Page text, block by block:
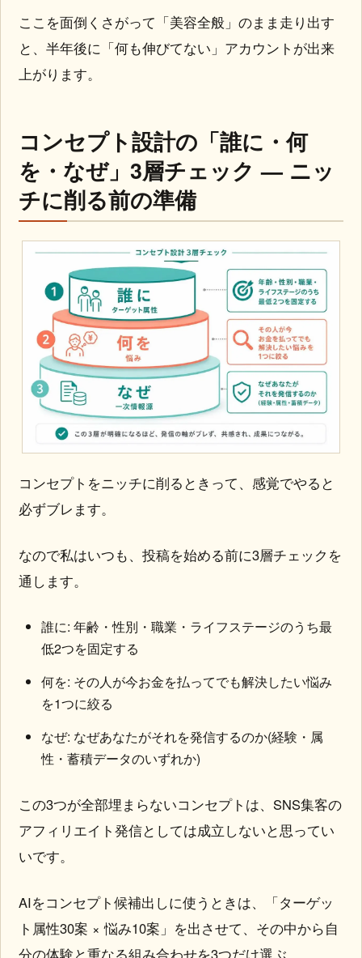
ここを面倒くさがって「美容全般」のまま走り出す
と、半年後に「何も伸びてない」アカウントが出来
上がります。
コンセプト設計の「誰に・何
を・なぜ」3層チェック — ニッ
チに削る前の準備
コンセプトをニッチに削るときって、感覚でやると
必ずブレます。
なので私はいつも、投稿を始める前に3層チェックを
通します。
誰に: 年齢・性別・職業・ライフステージのうち最
低2つを固定する
何を: その人が今お金を払ってでも解決したい悩み
を1つに絞る
なぜ: なぜあなたがそれを発信するのか(経験・属
性・蓄積データのいずれか)
この3つが全部埋まらないコンセプトは、SNS集客の
アフィリエイト発信としては成立しないと思ってい
いです。
AIをコンセプト候補出しに使うときは、「ターゲッ
ト属性30案 × 悩み10案」を出させて、その中から自
分の体験と重なる組み合わせを3つだけ選ぶ。